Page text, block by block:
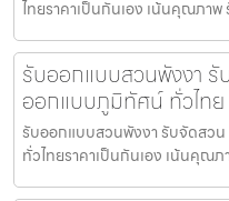
ไทยราคาเป็นกันเอง เน้นคุณภา
รับออกแบบสวนพังงา
ออกแบบภูมิทัศน์ ทั่วไทย
รับออกแบบสวนพังงา รับจัดส
ทั่วไทยราคาเป็นกันเอง เน้นคุณ